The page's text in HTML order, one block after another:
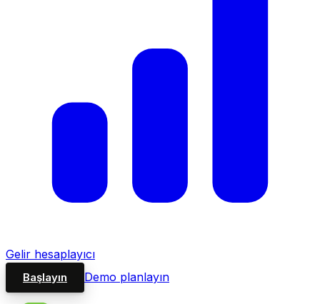
Gelir hesaplayıcı
Başlayın Demo planlayın